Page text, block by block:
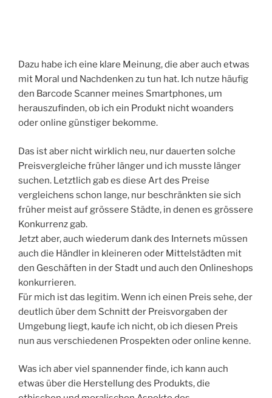
Dazu habe ich eine klare Meinung, die aber auch etwas
mit Moral und Nachdenken zu tun hat. Ich nutze häufig
den Barcode Scanner meines Smartphones, um
herauszufinden, ob ich ein Produkt nicht woanders
oder online günstiger bekomme.
Das ist aber nicht wirklich neu, nur dauerten solche
Preisvergleiche früher länger und ich musste länger
suchen. Letztlich gab es diese Art des Preise
vergleichens schon lange, nur beschränkten sie sich
früher meist auf grössere Städte, in denen es grössere
Konkurrenz gab.
Jetzt aber, auch wiederum dank des Internets müssen
auch die Händler in kleineren oder Mittelstädten mit
den Geschäften in der Stadt und auch den Onlineshops
konkurrieren.
Für mich ist das legitim. Wenn ich einen Preis sehe, der
deutlich über dem Schnitt der Preisvorgaben der
Umgebung liegt, kaufe ich nicht, ob ich diesen Preis
nun aus verschiedenen Prospekten oder online kenne.
Was ich aber viel spannender finde, ich kann auch
etwas über die Herstellung des Produkts, die